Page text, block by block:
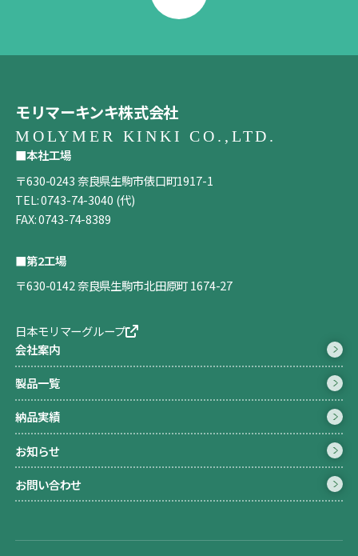
モリマーキンキ株式会社
■本社工場
〒630-0243 奈良県生駒市俵口町1917-1
TEL:0743-74-3040 (代)
FAX: 0743-74-8389
■第2工場
〒630-0142 奈良県生駒市北田原町 1674-27
日本モリマーグループ
会社案内
製品一覧
納品実績
お知らせ
お問い合わせ